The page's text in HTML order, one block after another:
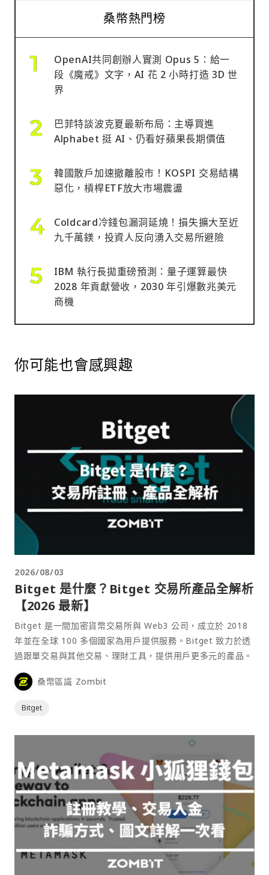
桑幣熱門榜
OpenAI共同創辦人實測 Opus 5：給一
段《魔戒》文字，AI 花 2 小時打造 3D 世
界
巴菲特談波克夏最新布局：主導買進
Alphabet 挺 AI、仍看好蘋果長期價值
韓國散戶加速撤離股市！KOSPI 交易結構
惡化，槓桿ETF放大市場震盪
Coldcard冷錢包漏洞延燒！損失擴大至近
九千萬鎂，投資人反向湧入交易所避險
IBM 執行長拋重磅預測：量子運算最快
2028 年貢獻營收，2030 年引爆數兆美元
商機
你可能也會感興趣
2026/08/03
Bitget 是什麼？Bitget 交易所產品全解析
【2026 最新】
Bitget 是一間加密貨幣交易所與 Web3 公司，成立於 2018
年並在全球 100 多個國家為用戶提供服務。Bitget 致力於透
過跟單交易與其他交易、理財工具，提供用戶更多元的產品。
桑幣區識 Zombit
Bitget